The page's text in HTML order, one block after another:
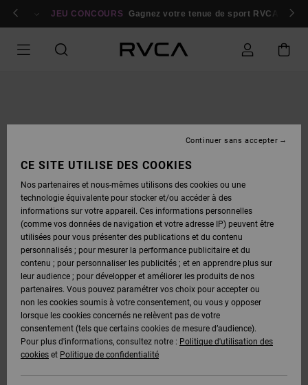
Se connecter / s'inscrire
JEU CONCOURS Gagnez votre tenue de sport RVCA
CE SITE UTILISE DES COOKIES
Nos partenaires et nous-mêmes utilisons des cookies ou une
technologie équivalente pour stocker et/ou accéder à des
informations sur votre appareil. Ces informations personnelles
(comme vos données de navigation et votre adresse IP) peuvent être
utilisées pour vous présenter des publications et du contenu
personnalisés ; pour mesurer la performance publicitaire et du
contenu ; pour personnaliser les publicités ; et en apprendre plus sur
leur audience ; pour développer et améliorer les produits de nos
partenaires. Vous pouvez paramétrer vos choix pour accepter ou
non les cookies soumis à votre consentement, ou vous y opposer
lorsque les cookies concernés ne relèvent pas de votre
consentement (tels que certains cookies de mesure d’audience).
Pour plus d'informations, consultez notre : Politique d'utilisation des
cookies et Politique de confidentialité
Continuer sans accepter